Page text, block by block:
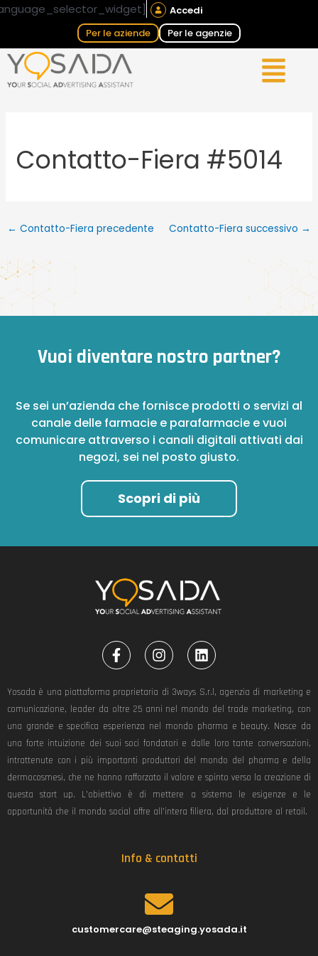
Vai
Accedi
Per le aziende
Per le agenzie
Contatto-Fiera #5014
Navigazione
← Contatto-Fiera precedente Contatto-Fiera successivo →
Vuoi diventare nostro partner?
Se sei un’azienda che fornisce prodotti o servizi al
canale delle farmacie e parafarmacie e vuoi
comunicare attraverso i canali digitali attivati dai
negozi, sei nel posto giusto.
Scopri di più
F
a
c
e
b
o
o
k
-
f
I
n
s
t
a
g
r
a
m
L
i
n
k
e
d
i
n
Yosada è una piattaforma proprietaria di 3ways S.r.l, agenzia di marketing e
comunicazione, leader da oltre 25 anni nel mondo del trade marketing, con
una grande e specifica esperienza nel mondo pharma e beauty. Nasce da
una forte intuizione dei suoi soci fondatori e dalle loro tante conversazioni,
intrattenute con i più importanti produttori del mondo del pharma e della
dermocosmesi, che ne hanno rafforzato il valore e spinto verso la creazione di
questa start up. L’obiettivo è di mettere a sistema le esigenze e le
opportunità che il mondo social offre all’intera filiera, dal produttore al retail.
Info & contatti
customercare@steaging.yosada.it